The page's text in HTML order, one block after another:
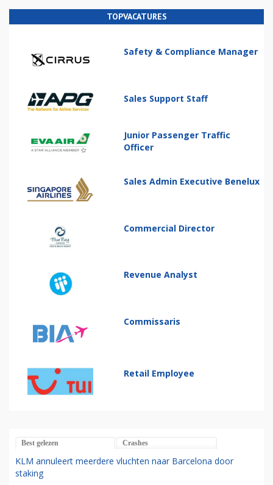
TOPVACATURES
Safety & Compliance Manager
Sales Support Staff
Junior Passenger Traffic
Officer
Sales Admin Executive Benelux
Commercial Director
Revenue Analyst
Commissaris
Retail Employee
Best gelezen Crashes
KLM annuleert meerdere vluchten naar Barcelona door
staking